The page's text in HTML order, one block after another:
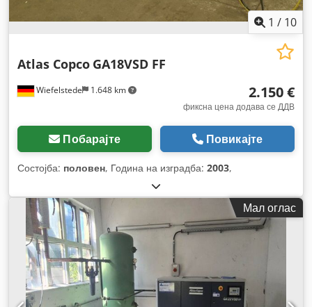
1 / 10
Wiefelstede 1.648 km
Atlas Copco GA18VSD FF
2.150 €
фиксна цена додава се ДДВ
Побарајте Повикајте
Состојба: половен, Година на изградба: 2003,
Мал оглас